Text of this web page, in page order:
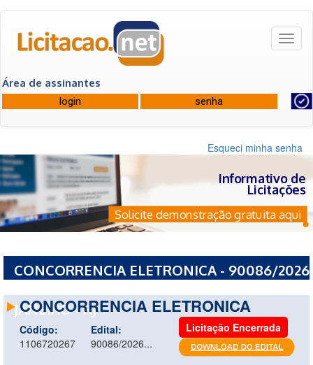
Área de assinantes
Esqueci minha senha
Informativo de
Licitações
Solicite demonstração gratuita aqui
CONCORRENCIA ELETRONICA - 90086/2026
JANEIRO - RJ
CONCORRENCIA ELETRONICA
Código:
1106720267
Edital:
90086/2026...
Licitação Encerrada